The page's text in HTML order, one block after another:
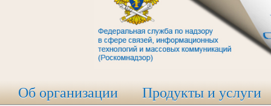
Об организации Продукты и услуги